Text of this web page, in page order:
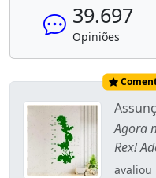
39.697
Opiniões
Agora
Rex!
avaliou